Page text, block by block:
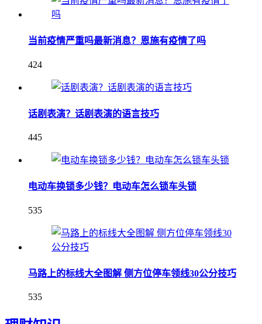
当前疫情严重吗最新消息？恩施有疫情了吗
424
话剧表演？话剧表演的语言技巧
445
电动车换锁多少钱？电动车怎么锁车头锁
535
马路上的标线大全图解 侧方位停车领线30公分技巧
535